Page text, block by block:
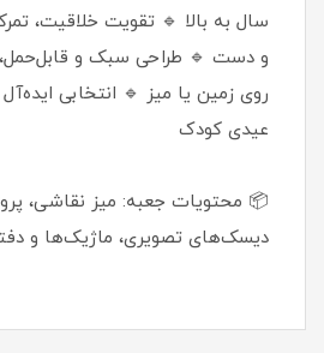
سال به بالا 🔹 تقویت خلاقیت،
و دست 🔹 طراحی سبک و
روی زمین یا میز 🔹 انتخابی ایده‌آل
عیدی کودک
📦 محتویات جعبه: میز نقاشی،
دیسک‌های تصویری، ماژیک‌ها و